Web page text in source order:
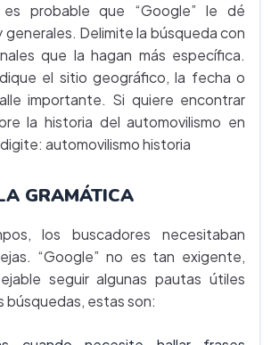
probable que “Google” le dé
generales. Delimite la búsqueda con
que la hagan más específica.
el sitio geográfico, la fecha o
importante. Si quiere encontrar
la historia del automovilismo en
automovilismo historia
GRAMÁTICA
los buscadores necesitaban
“Google” no es tan exigente,
seguir algunas pautas útiles
búsquedas, estas son: